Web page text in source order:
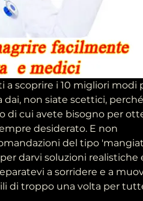
scoprire i 10 migliori modi
dai, non siate scettici, perché
di cui avete bisogno per
desiderato. E non
del tipo
darvi soluzioni realistiche
a sorridere e a
di troppo una volta per